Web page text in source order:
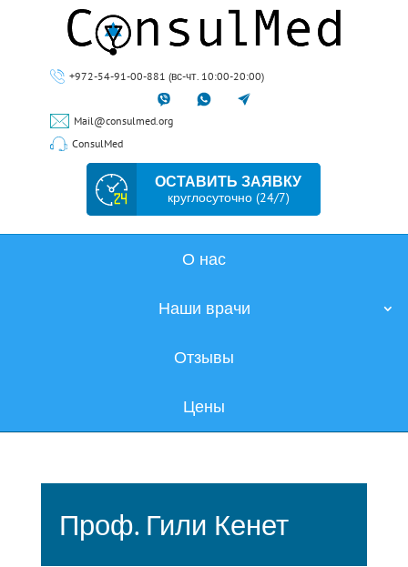
+972-54-91-00-881 (вс-чт. 10:00-20:00)
Mail@consulmed.org
ConsulMed
ОСТАВИТЬ ЗАЯВКУ
круглосуточно (24/7)
О нас
Наши врачи
Отзывы
Цены
Проф. Гили Кенет